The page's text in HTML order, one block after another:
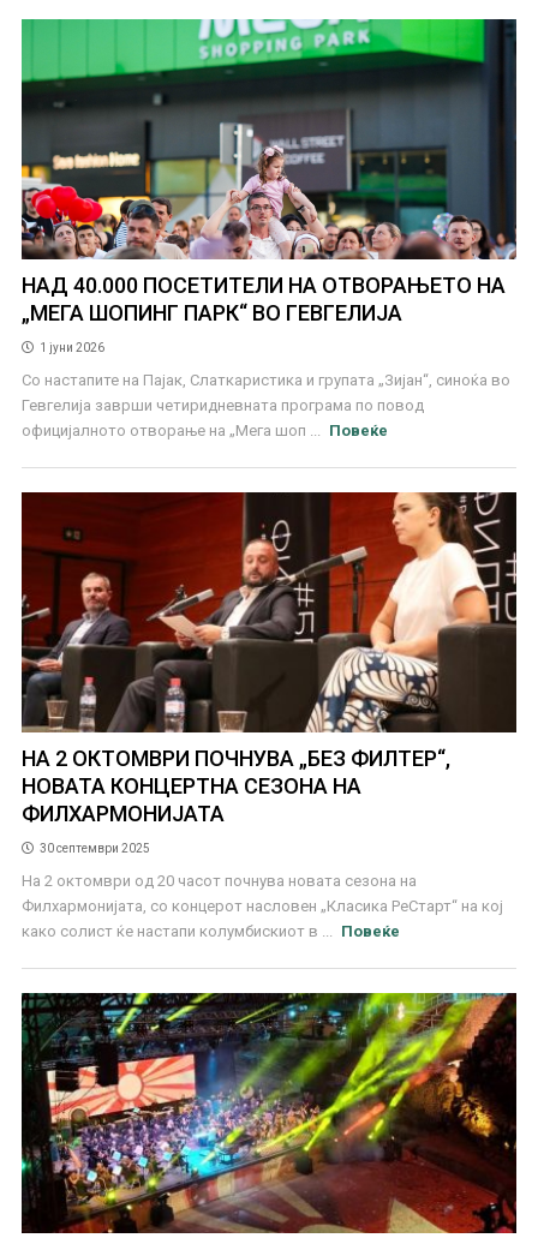
НАД 40.000 ПОСЕТИТЕЛИ НА ОТВОРАЊЕТО НА
„МЕГА ШОПИНГ ПАРК“ ВО ГЕВГЕЛИЈА
1 јуни 2026
Со настапите на Пајак, Слаткаристика и групата „Зијан“, синоќа во
Гевгелија заврши четиридневната програма по повод
официјалното отворање на „Мега шоп ...
Повеќе
НА 2 ОКТОМВРИ ПОЧНУВА „БЕЗ ФИЛТЕР“,
НОВАТА КОНЦЕРТНА СЕЗОНА НА
ФИЛХАРМОНИЈАТА
30 септември 2025
На 2 октомври од 20 часот почнува новата сезона на
Филхармонијата, со концерот насловен „Класика РеСтарт“ на кој
како солист ќе настапи колумбискиот в ...
Повеќе